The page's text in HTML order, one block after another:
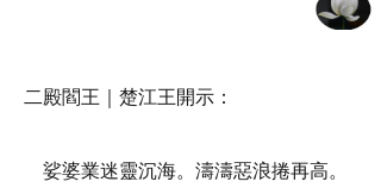
二殿閻王｜楚江王開示：
娑婆業迷靈沉海。濤濤惡浪捲再高。